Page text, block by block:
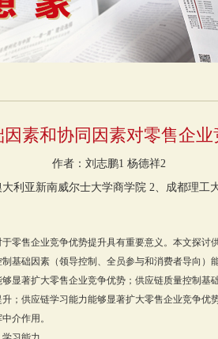
素和协同因素对零售企业
作者：刘志鹏1 杨德祥2
利亚新南威尔士大学商学院 2、成都理工
零售企业竞争优势提升具有重要意义。本文探讨
基础因素（领导控制、全员参与和消费者导向）
显著扩大零售企业竞争优势；供应链质量控制基
；供应链学习能力能够显著扩大零售企业竞争优
介作用。